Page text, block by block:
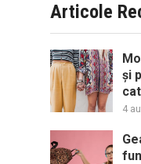
Articole
și
4